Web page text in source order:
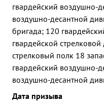
гвардейский воздушно-
воздушно-десантной
бригада; 120
гвардейской
стрелковый полк 18
гвардейский воздушно-
воздушно-десантной
Дата призыва